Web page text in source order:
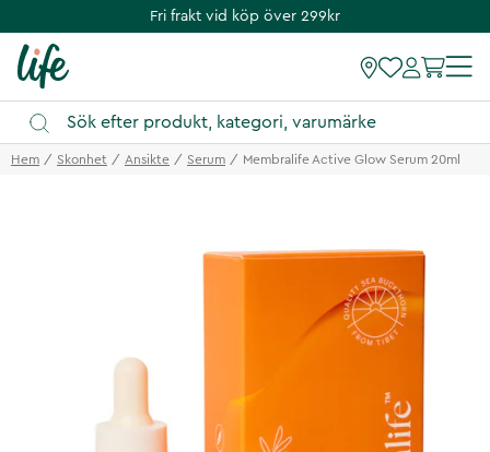
Fri frakt vid köp över 299kr
Hem Skonhet Ansikte Serum Membralife Active Glow Serum 20ml